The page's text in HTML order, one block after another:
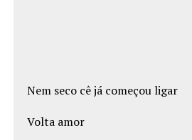
Nem seco cê já começou ligar
Volta amor